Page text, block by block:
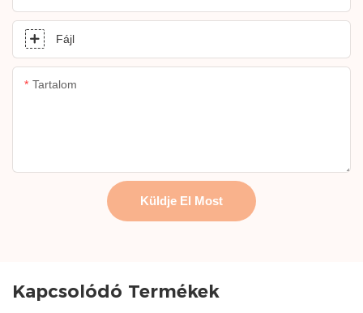
Fájl
Tartalom
Küldje El Most
Kapcsolódó Termékek